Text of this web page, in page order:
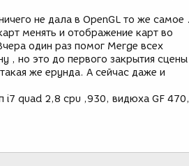
не дала в OpenGL то же самое
менять и отображение карт во
один раз помог Merge всех
, но это до первого закрытия сцены
же ерунда. А сейчас даже и
i7 quad 2,8 cpu ,930, видюха GF 470,